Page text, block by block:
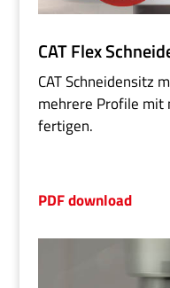
CAT Flex
CAT Schneidensitz
mehrere Profile mit
fertigen.
PDF download